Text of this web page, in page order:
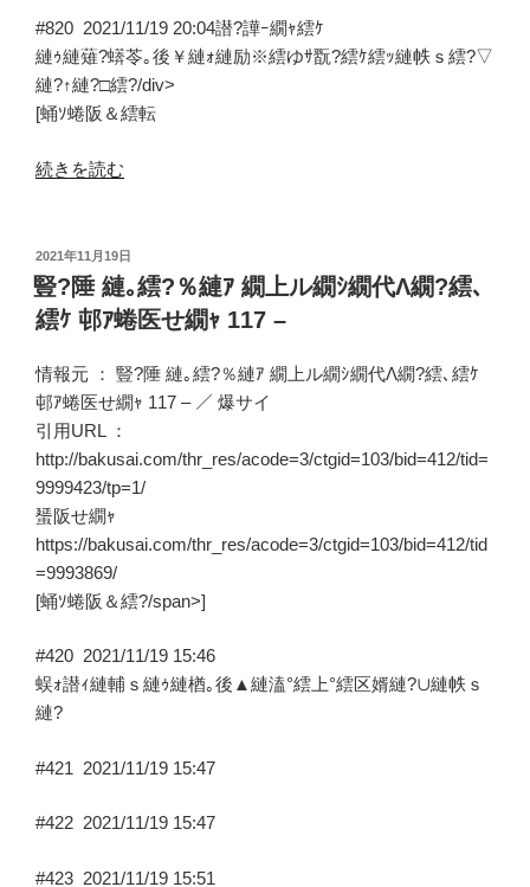
#820 2021/11/19 20:04譛?譁ｰ繝ｬ繧ｹ
縺ｩ縺薙?蠎苓｡後￥縺ｫ縺励※繧ゆｻ翫?繧ｹ繧ｯ縺帙ｓ繧?▽
縺?↑縺?□繧?/div>
[蛹ｿ蜷阪＆繧転
“蝣
ｺ
縺｡
繧?
縺
ｮ
髢
辭
ｱ
豬
ｷ
竭｣
–”
続きを読む
投
稿
日:
2021年11月19日
豎?陲 縺｡繧?％縺ｱ 繝上ル繝ｼ繝代Λ繝?繧､
繧ｹ 邨ｱ蜷医せ繝ｬ 117 –
情報元 ： 豎?陲 縺｡繧?％縺ｱ 繝上ル繝ｼ繝代Λ繝?繧､繧ｹ
邨ｱ蜷医せ繝ｬ 117 – ／ 爆サイ
引用URL ：
http://bakusai.com/thr_res/acode=3/ctgid=103/bid=412/tid=
9999423/tp=1/
蜑阪せ繝ｬ
https://bakusai.com/thr_res/acode=3/ctgid=103/bid=412/tid
=9993869/
[蛹ｿ蜷阪＆繧?/span>]
#420 2021/11/19 15:46
蜈ｫ譛ｨ縺輔ｓ縺ｩ縺楢｡後▲縺溘°繧上°繧区婿縺?∪縺帙ｓ
縺?
#421 2021/11/19 15:47
#422 2021/11/19 15:47
#423 2021/11/19 15:51